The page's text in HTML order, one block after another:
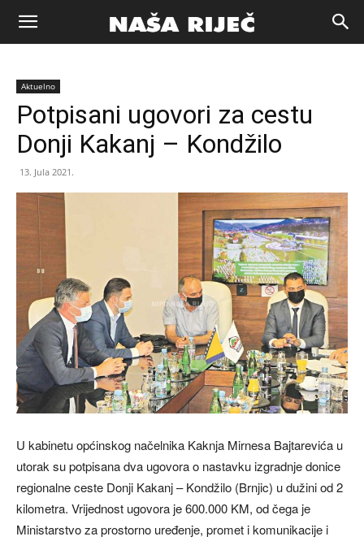
Naša
riječ
Aktuelno
Potpisani ugovori za cestu
Donji Kakanj – Kondžilo
13. Jula 2021.
U kabinetu općinskog načelnika Kaknja Mirnesa Bajtarevića u
utorak su potpisana dva ugovora o nastavku izgradnje donice
regionalne ceste Donji Kakanj – Kondžilo (Brnjic) u dužini od 2
kilometra. Vrijednost ugovora je 600.000 KM, od čega je
Ministarstvo za prostorno uređenje, promet i komunikacije i